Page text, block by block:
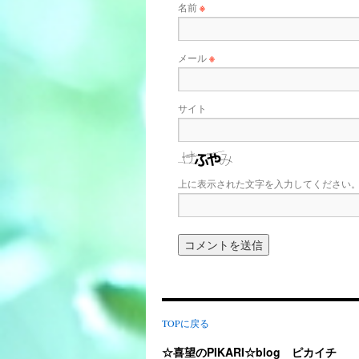
名前※
メール※
サイト
上に表示された文字を入力してください
TOPに戻る
☆喜望のPIKARI☆blog ピカイチ